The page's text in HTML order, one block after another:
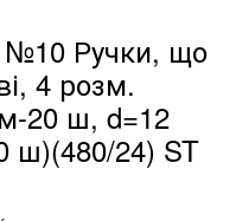
№10 Ручки, що
4 розм.
20 ш, d=12
24) ST